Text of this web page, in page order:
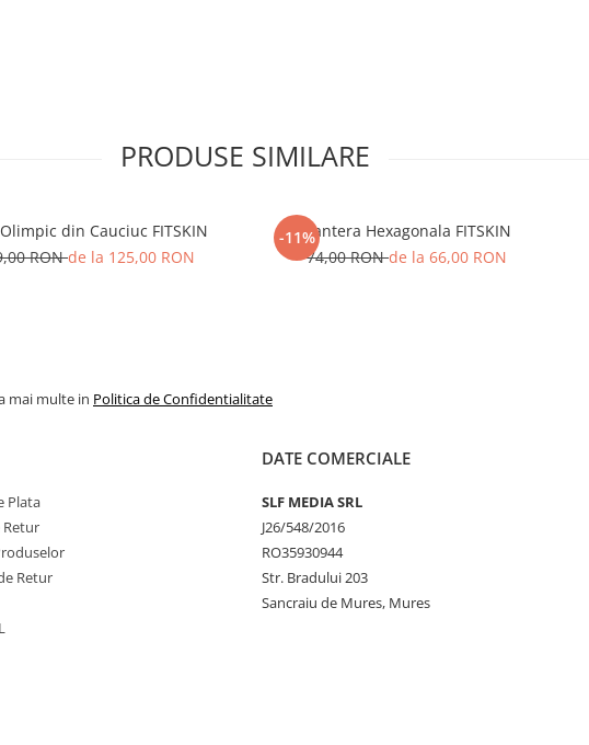
PRODUSE SIMILARE
din Cauciuc FITSKIN
RONde la 125,00 RON
-11%Gantera Hexagonala FITSKIN
74,00 RONde la 66,00 RON
mai multe in Politica de Confidentialitate
Plata
Retur
Retur
DATE COMERCIALE
SLF MEDIA SRL
J26/548/2016
RO35930944
Str. Bradului 203
Sancraiu de Mures, Mures